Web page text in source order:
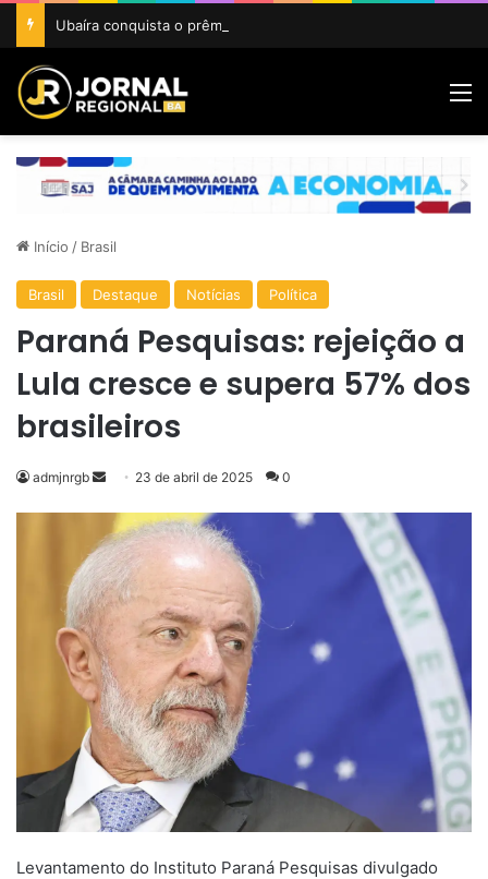
Início / Brasil
Brasil Destaque Notícias Política
Paraná Pesquisas: rejeição a
Lula cresce e supera 57% dos
brasileiros
admjnrgb
Mande
e-
mail
23 de abril de 2025 0
Levantamento do Instituto Paraná Pesquisas divulgado